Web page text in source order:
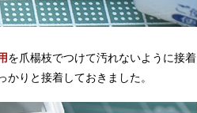
を爪楊枝でつけて汚れないように接着
りと接着しておきました。